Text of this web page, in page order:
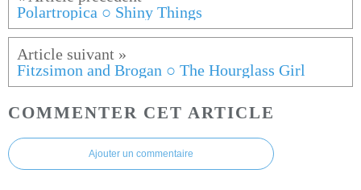
Polartropica ○ Shiny Things
Fitzsimon and Brogan ○ The Hourglass Girl
COMMENTER CET ARTICLE
Ajouter un commentaire